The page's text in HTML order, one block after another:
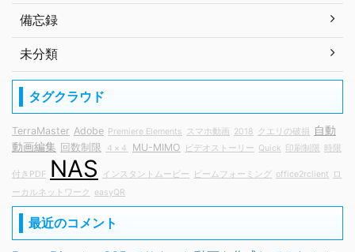
備忘録
未分類
タグクラウド
TerraMaster Adobe Premiere Elements スマホ動画 2018 クエリの破損
自動
動画編集 回数制限 ４×４ MU-MIMO ビデオストーリー Quick 印刷制限 時限
付きPDF NAS インスタントムービー ビームフォーミング office2rclient
ロ
ーカルネットワーク
easyQR
最近のコメント